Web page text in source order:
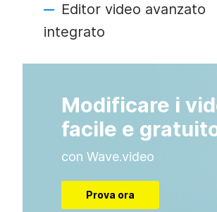
Editor video avanzato
integrato
Modificare i
facile e
con Wave.video
Prova ora